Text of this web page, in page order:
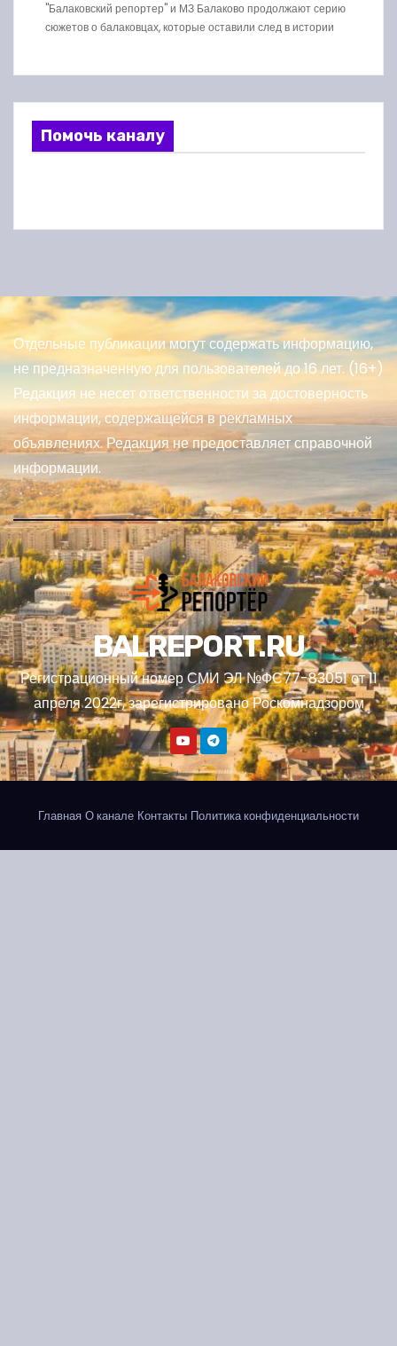
"Балаковский репортер" и МЗ Балаково продолжают серию
сюжетов о балаковцах, которые оставили след в истории
Помочь каналу
Отдельные публикации могут содержать информацию,
не предназначенную для пользователей до 16 лет. (16+)
Редакция не несет ответственности за достоверность
информации, содержащейся в рекламных
объявлениях. Редакция не предоставляет справочной
информации.
BALREPORT.RU
Регистрационный номер СМИ ЭЛ №ФС77-83051 от 11
апреля 2022г, зарегистрировано Роскомнадзором
Главная О канале Контакты Политика конфиденциальности